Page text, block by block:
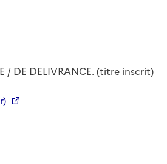
/ DE DELIVRANCE. (titre inscrit)